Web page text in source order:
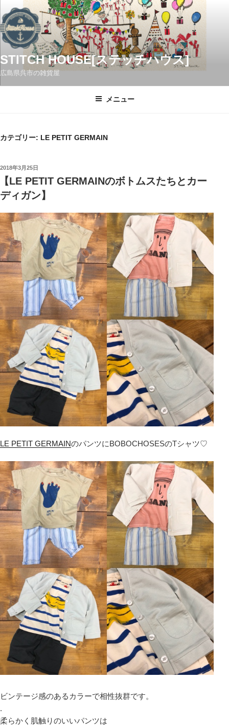
ン
テ
ン
ツ
へ
STITCH HOUSE[ステッチハウス]
広島県呉市の雑貨屋
メニュー
カテゴリー: LE PETIT GERMAIN
投
日:
2018年3月25日
LE PETIT GERMAINのボトムスたちとカー
ディガン】
LE PETIT GERMAINのパンツにBOBOCHOSESのTシャツ♡
ビンテージ感のあるカラーで相性抜群です。
.
柔らかく肌触りのいいパンツは